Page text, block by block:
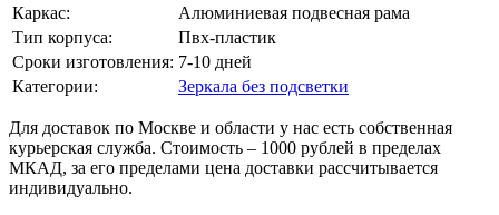
Каркаc:
Алюминиевая подвесная рама
Тип корпуса:
Пвх-пластик
Сроки изготовления: 7-10 дней
Категории:
Зеркала без подсветки
Для доставок по Москве и области у нас есть собственная
курьерская служба. Стоимость – 1000 рублей в пределах
МКАД, за его пределами цена доставки рассчитывается
индивидуально.